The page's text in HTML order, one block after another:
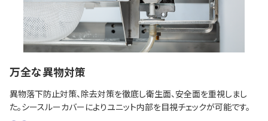
万全な異物対策
異物落下防止対策、除去対策を徹底し衛生面、安全面を重視しまし
た。シースルーカバーによりユニット内部を目視チェックが可能です。